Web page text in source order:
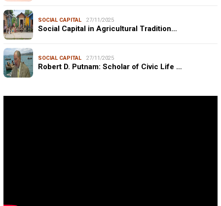
SOCIAL CAPITAL 27/11/2025
Social Capital in Agricultural Tradition…
SOCIAL CAPITAL 27/11/2025
Robert D. Putnam: Scholar of Civic Life …